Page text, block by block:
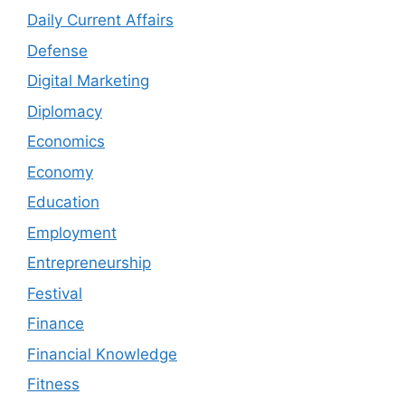
Daily Current Affairs
Defense
Digital Marketing
Diplomacy
Economics
Economy
Education
Employment
Entrepreneurship
Festival
Finance
Financial Knowledge
Fitness